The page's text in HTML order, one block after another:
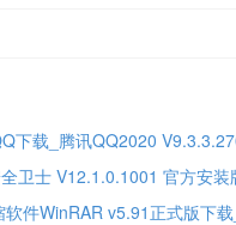
下载_腾讯QQ2020
卫士 V12.1.0.1001 官方安装
软件WinRAR v5.91正式版下